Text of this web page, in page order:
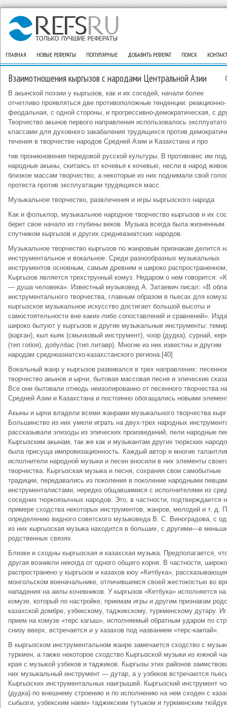
ГЛАВНАЯ НОВЫЕ РЕФЕРАТЫ ПОПУЛЯРНЫЕ ДОБАВИТЬ РЕФЕРАТ ПОИСК
Взаимотношения кыргызов с народами Центральной Азии
В акынской поэзии у кыргызов, как и их соседей, начали более
отчетливо проявляться две противоположные тенденции: реакционно-
феодальная, с одной стороны, и прогрессивно-демократическая, с
Творчество акынов первого направления использовалось
классами для духовного закабаления трудящихся против
течения в творчестве народов Средней Азии и Казахстана и про
тив проникновения передовой русской культуры. В противовес им
народные акыны, скитаясь от кочевья к кочевью, несли в народ
близкое массам творчество, а некоторые из них поднимали свой
протеста против эксплуатации трудящихся масс.
Музыкальное творчество, развлечения и игры кыргызского народа
Как и фольклор, музыкальное народное творчество кыргызов и их
берет свое начало из глубины веков. Музыка всегда была жизненным
спутником кыргызов и других среднеазиатских народов.
Музыкальное творчество кыргызов по жанровым признакам делится
инструментальное и вокальное. Среди разнообразных музыкальных
инструментов основным, самым древним и широко
Кыргызов является трехструнный комуз. Недаром о нем говорится:
— душа человека». Известный музыковед А. Затаевич писал: «В
инструментального творчества, главным образом в пьесах для
кыргызское музыкальное искусство достигает большой высоты и
самостоятельности вне каких-либо сопоставлений и сравнений».
широко бытуют у кыргызов и другие музыкальные инструменты:
(варган), кыл кыяк (смычковый инструмент), чоор (дудка), сурнай,
(тип гобоя), добулбас (тип литавр). Многие из них известны и другим
народам среднеазиатско-казахстанского региона.[40]
Вокальный жанр у кыргызов развивался в трех направлених:
творчество акынов и ырчи, бытовая массовая песня и эпические
Все они бытовали отнюдь неизолированно от песенного творчества
Средней Азии и Казахстана и постоянно обогащались новыми
Акыны и ырчи владели всеми жанрами музыкального творчества
Большинство из них умели играть на двух-трех народных
рассказывали эпизоды из эпических произведений, пели народные
Кыргызским акынам, так же как и музыкантам других тюркских
была присуща импровизационность. Каждый автор и многие
исполнители народной музыки и песен вносили в них элементы
творчества. Кыргызская музыка и песня, сохраняя свои самобытные
традиции, передавались из поколения в поколение народными
инструменталистами, нередко общавшимися с исполнителями из
соседних тюркоязычных народов. Это, в частности, подтверждается
примере сходства некоторых инструментов, жанров, мелодий и т. д.
определению видного советского музыковеда В. С. Виноградова, с
из них кыргызская музыка находится в больших, с другими—в
родственных связях.
Близки и сходны кыргызская и казахская музыка. Предполагается,
другая возникли некогда от одного общего корня. В частности, широко
распространено у кыргызов и казахов кюу «Кетбука»,
монгольском военачальнике, отличившемся своей жестокостью во
нападения на аилы кочевников. У кыргызов «Кетбука» исполняется на
комузе, который по настройке, приемам игры и другим признакам
казахской домбре, узбекскому, таджикскому, туркменскому дутару.
прием на комузе «терс кагыш», исполняемый обратным ударом по
снизу вверх, встречается и у казахов под названием «терс-какпай».
В кыргызском инструментальном жанре замечается сходство с
туркмен, а также некоторое сходство Кыргызской музыки из южной
края с музыкой узбеков и таджиков. Кыргызы этих районов
них музыкальный инструмент — дутар, а у узбеков встречаются
Кыргызских инструментальных наигрышей. Кыргызский инструмент
(дудка) по внешнему строению и по исполнению на нем сходен с
сыбызги, узбекским наем» таджикским тутыком и туркменским